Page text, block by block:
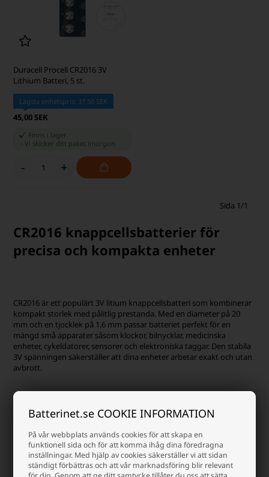
Batterinet.se COOKIE INFORMATION
På vår webbplats används cookies för att skapa en
funktionell sida och för att komma ihåg dina föredragna
inställningar. Med hjälp av cookies säkerställer vi att sidan
ständigt förbättras och att vår marknadsföring blir relevant
Duracell Procell CR2016 3V
Lithium Batteri, 5 st.
Lägsta enhetspris: 37,50 SEK
45,00 SEK
Finns i lager
-Vi skicker ditt paket imorgon
- +
Sida 1/1
CR2016 knappcellsbatterier för
precisa och kompakta enheter
CR2016 är ett populärt 3V litium knappcellsbatteri som kombinerar
kompakt storlek med pålitlig prestanda. Med en diameter på 20
mm och en tjocklek på 1,6 mm passar batteriet perfekt för en
mängd små apparater såsom klockor, bilnycklar, medicinska
enheter, cykeldatorer, sensorer och elektroniska taggar. Den stabila
3V spänningen säkerställer att dina enheter arbetar exakt och utan
avbrott.
Egenskaper och fördelar